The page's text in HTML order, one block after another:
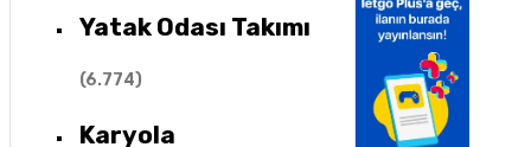
Yatak Odası Takımı
(6.774)
Karyola